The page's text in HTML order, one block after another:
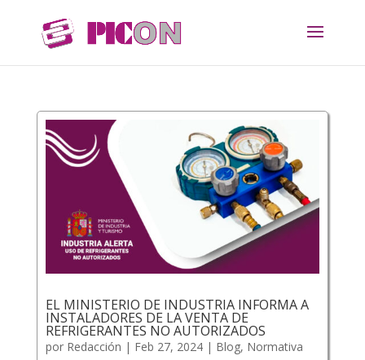
EL MINISTERIO DE INDUSTRIA INFORMA A
INSTALADORES DE LA VENTA DE
REFRIGERANTES NO AUTORIZADOS
por Redacción | Feb 27, 2024| Blog, Normativa